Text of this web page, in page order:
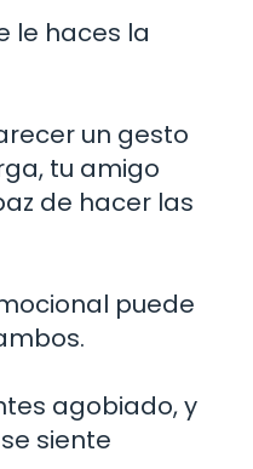
le haces la
un gesto
tu amigo
de hacer las
puede
agobiado, y
siente